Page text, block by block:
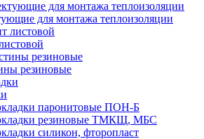
для монтажа теплоизоляции
резиновые
паронитовые ПОН-Б
резиновые ТМКЩ, МБС
силикон, фторопласт